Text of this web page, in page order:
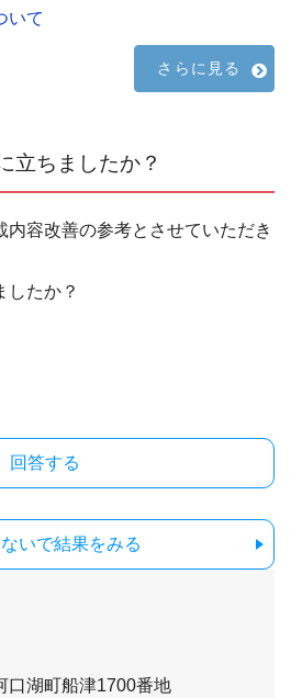
いて
さらに見る
立ちましたか？
内容改善の参考とさせていただき
したか？
いで結果をみる
口湖町船津1700番地